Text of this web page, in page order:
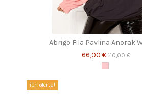
Abrigo Fila Pavlina Anorak
66,00 € 110,00 €
Rosa
¡En oferta!